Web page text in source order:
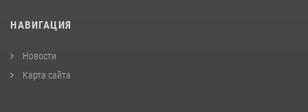
НАВИГАЦИЯ
Новости
Карта сайта